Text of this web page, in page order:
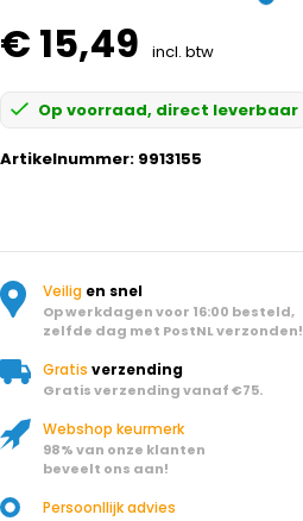
€ 15,49 incl. btw
Op voorraad, direct leverbaar
Artikelnummer: 9913155
Veilig en snel
Op werkdagen voor 16:00 besteld,
zelfde dag met PostNL verzonden!
Gratis verzending
Gratis verzending vanaf €75.
Webshop keurmerk
98% van onze klanten
beveelt ons aan!
Persoonllijk advies